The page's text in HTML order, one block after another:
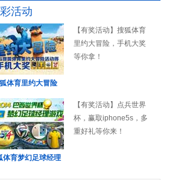
活动
体育里约大冒险
【有奖活动】搜狐体育
里约大冒险，手机大奖
等你拿！
体育梦幻足球经理
【有奖活动】点兵世界
杯，赢取iphone5s，多
重好礼等你来！